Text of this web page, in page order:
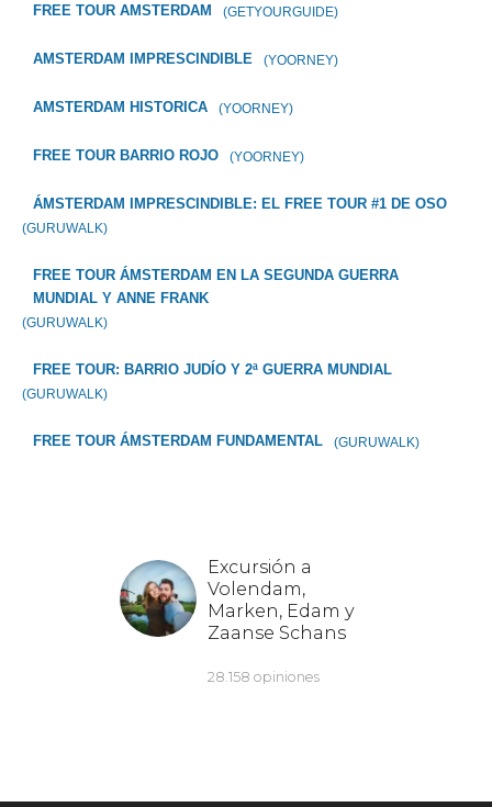
FREE TOUR AMSTERDAM (GETYOURGUIDE)
AMSTERDAM IMPRESCINDIBLE (YOORNEY)
AMSTERDAM HISTORICA (YOORNEY)
FREE TOUR BARRIO ROJO (YOORNEY)
ÁMSTERDAM IMPRESCINDIBLE: EL FREE TOUR #1 DE OSO
(GURUWALK)
FREE TOUR ÁMSTERDAM EN LA SEGUNDA GUERRA
MUNDIAL Y ANNE FRANK
(GURUWALK)
FREE TOUR: BARRIO JUDÍO Y 2ª GUERRA MUNDIAL
(GURUWALK)
FREE TOUR ÁMSTERDAM FUNDAMENTAL (GURUWALK)